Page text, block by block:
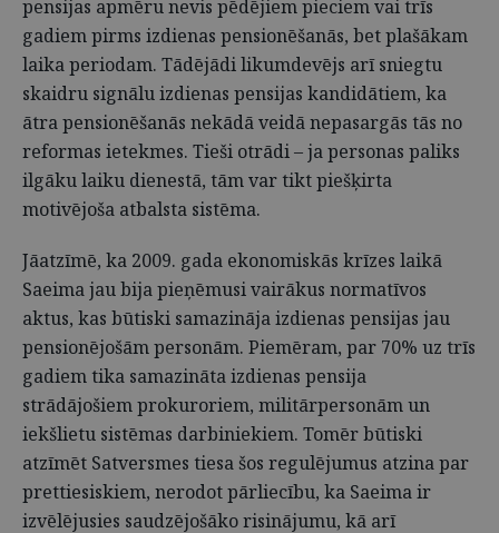
pensijas apmēru nevis pēdējiem pieciem vai trīs
gadiem pirms izdienas pensionēšanās, bet plašākam
laika periodam. Tādējādi likumdevējs arī sniegtu
skaidru signālu izdienas pensijas kandidātiem, ka
ātra pensionēšanās nekādā veidā nepasargās tās no
reformas ietekmes. Tieši otrādi – ja personas paliks
ilgāku laiku dienestā, tām var tikt piešķirta
motivējoša atbalsta sistēma.
Jāatzīmē, ka 2009. gada ekonomiskās krīzes laikā
Saeima jau bija pieņēmusi vairākus normatīvos
aktus, kas būtiski samazināja izdienas pensijas jau
pensionējošām personām. Piemēram, par 70% uz trīs
gadiem tika samazināta izdienas pensija
strādājošiem prokuroriem, militārpersonām un
iekšlietu sistēmas darbiniekiem. Tomēr būtiski
atzīmēt Satversmes tiesa šos regulējumus atzina par
prettiesiskiem, nerodot pārliecību, ka Saeima ir
izvēlējusies saudzējošāko risinājumu, kā arī